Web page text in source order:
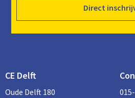
Direct
CE Delft
Oude Delft 180